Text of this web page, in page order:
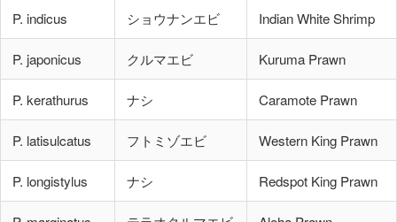
P. indicus ショウナンエビ Indian White Shrimp
P. japonicus クルマエビ Kuruma Prawn
P. kerathurus ナシ Caramote Prawn
P. latisulcatus フトミゾエビ Western King Prawn
P. longistylus ナシ Redspot King Prawn